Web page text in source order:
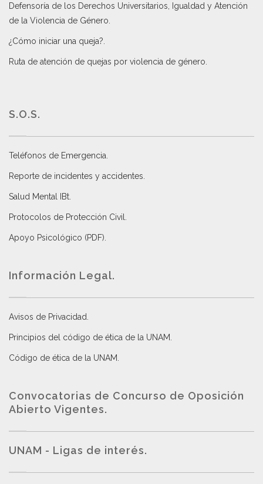
Defensoría de los Derechos Universitarios, Igualdad y Atención
de la Violencia de Género
¿Cómo iniciar una queja?
Ruta de atención de quejas por violencia de género
S.O.S.
Teléfonos de Emergencia.
Reporte de incidentes y accidentes
Salud Mental IBt
Protocolos de Protección Civil
Apoyo Psicológico (PDF)
Información Legal.
Avisos de Privacidad
Principios del código de ética de la UNAM
Código de ética de la UNAM
Convocatorias de Concurso de Oposición
Abierto Vigentes.
UNAM - Ligas de interés.